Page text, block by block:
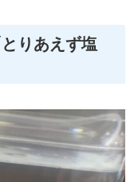
りあえず塩